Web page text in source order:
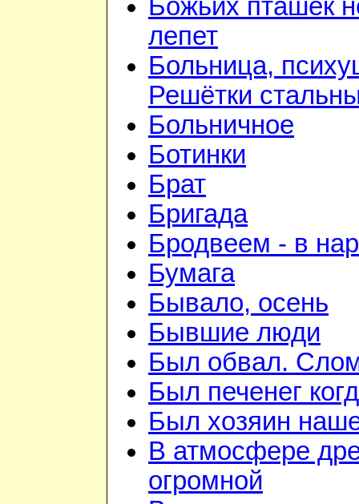
Божьих пташек
лепет
Больница,
Решётки
Больничное
Ботинки
Брат
Бригада
Бродвеем - в
Бумага
Бывало, осень
Бывшие люди
Был обвал.
Был печенег
Был хозяин
В атмосфере
огромной